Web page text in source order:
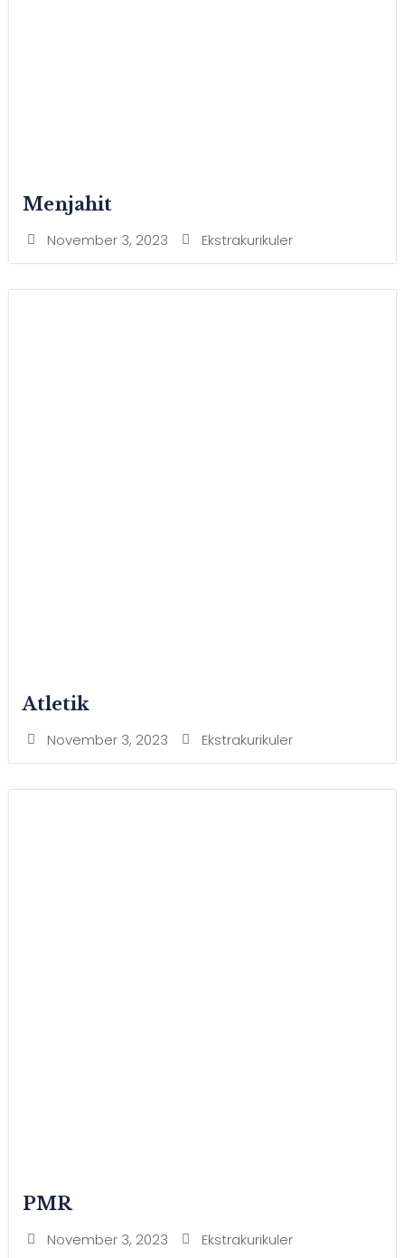
Menjahit
November 3, 2023 Ekstrakurikuler
Atletik
November 3, 2023 Ekstrakurikuler
PMR
November 3, 2023 Ekstrakurikuler